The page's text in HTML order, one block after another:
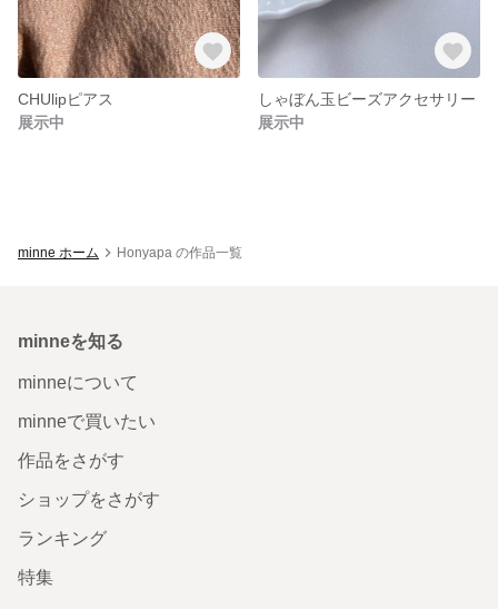
CHUlipピアス
展示中
しゃぼん玉ビーズアクセサリー
展示中
minne ホーム Honyapa の作品一覧
minneを知る
minneについて
minneで買いたい
作品をさがす
ショップをさがす
ランキング
特集